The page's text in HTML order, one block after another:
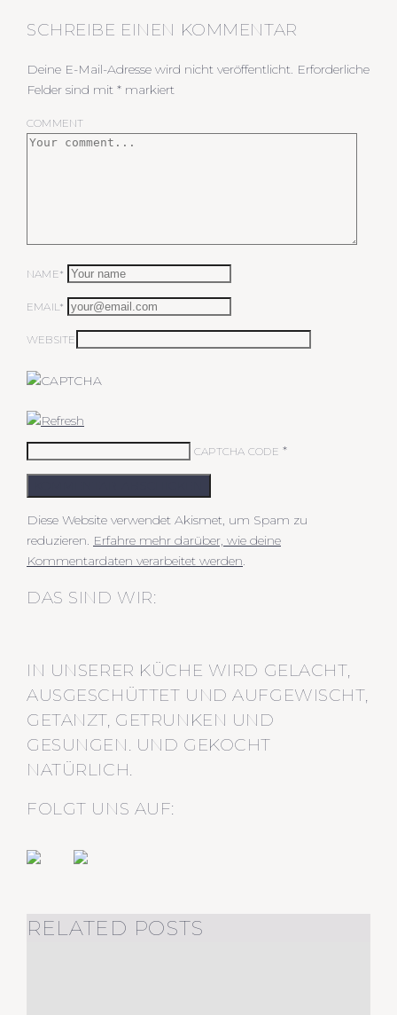
SCHREIBE EINEN KOMMENTAR
Deine E-Mail-Adresse wird nicht veröffentlicht. Erforderliche
Felder sind mit * markiert
COMMENT
NAME*
EMAIL*
WEBSITE
CAPTCHA CODE *
Diese Website verwendet Akismet, um Spam zu
reduzieren. Erfahre mehr darüber, wie deine
Kommentardaten verarbeitet werden.
DAS SIND WIR:
IN UNSERER KÜCHE WIRD GELACHT,
AUSGESCHÜTTET UND AUFGEWISCHT,
GETANZT, GETRUNKEN UND
GESUNGEN. UND GEKOCHT
NATÜRLICH.
FOLGT UNS AUF:
RELATED POSTS